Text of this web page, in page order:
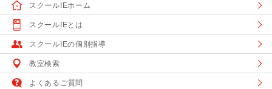
スクールIEホーム
スクールIEとは
スクールIEの個別指導
教室検索
よくあるご質問